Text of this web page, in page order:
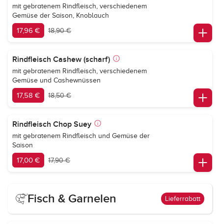
mit gebratenem Rindfleisch, verschiedenem
Gemüse der Saison, Knoblauch
17,96 € 18,90 €
Rindfleisch Cashew (scharf)
mit gebratenem Rindfleisch, verschiedenem
Gemüse und Cashewnüssen
17,58 € 18,50 €
Rindfleisch Chop Suey
mit gebratenem Rindfleisch und Gemüse der
Saison
17,00 € 17,90 €
Fisch & Garnelen Lieferrabatt